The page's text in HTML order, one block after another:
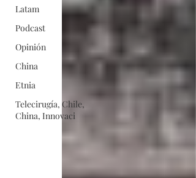
Latam
Podcast
Opinión
China
Etnia
Telecirugía, Chile,
China, Innovaci